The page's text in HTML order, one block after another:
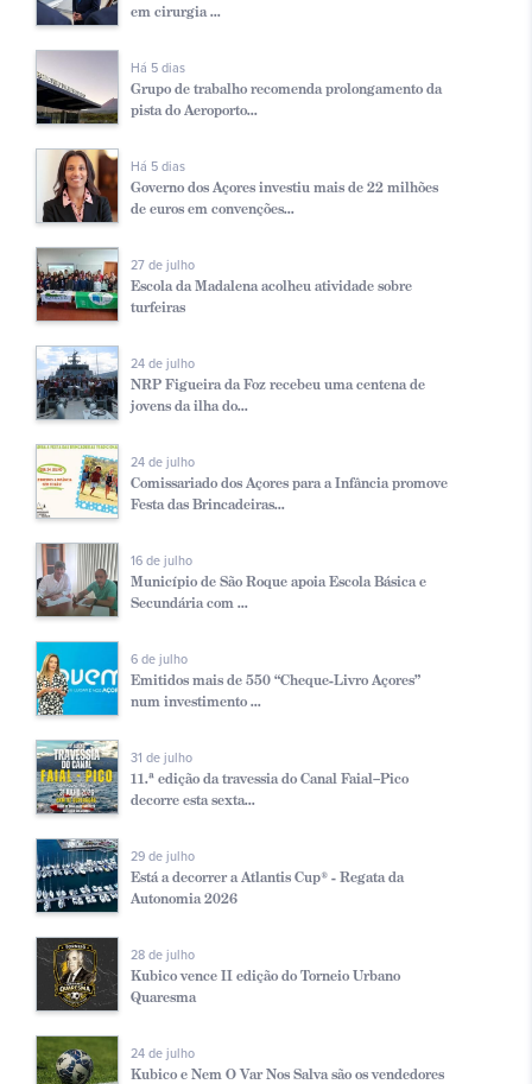
em cirurgia ...
Há 5 dias
Grupo de trabalho recomenda prolongamento da
pista do Aeroporto...
Há 5 dias
Governo dos Açores investiu mais de 22 milhões
de euros em convenções...
27 de julho
Escola da Madalena acolheu atividade sobre
turfeiras
24 de julho
NRP Figueira da Foz recebeu uma centena de
jovens da ilha do...
24 de julho
Comissariado dos Açores para a Infância promove
Festa das Brincadeiras...
16 de julho
Município de São Roque apoia Escola Básica e
Secundária com ...
6 de julho
Emitidos mais de 550 “Cheque-Livro Açores”
num investimento ...
31 de julho
11.ª edição da travessia do Canal Faial–Pico
decorre esta sexta...
29 de julho
Está a decorrer a Atlantis Cup® - Regata da
Autonomia 2026
28 de julho
Kubico vence II edição do Torneio Urbano
Quaresma
24 de julho
Kubico e Nem O Var Nos Salva são os vendedores